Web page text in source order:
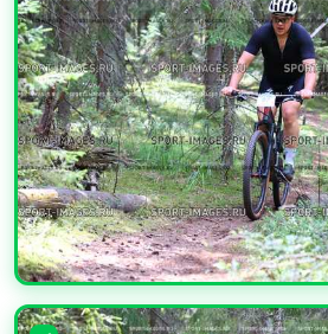
УВЕЛИЧИТЬ